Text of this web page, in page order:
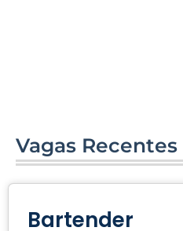
Vagas Recentes
Bartender